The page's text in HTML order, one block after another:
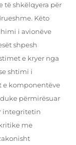
të shkëlqyera për
Këto
i avionëve
shpesh
e kryer nga
shtimi i
e komponentëve
përmirësuar
integritetin
me